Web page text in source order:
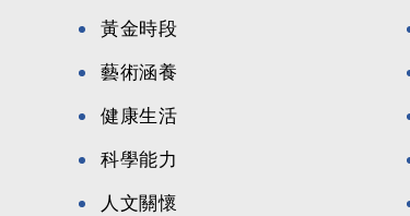
黃金時段
藝術涵養
健康生活
科學能力
人文關懷